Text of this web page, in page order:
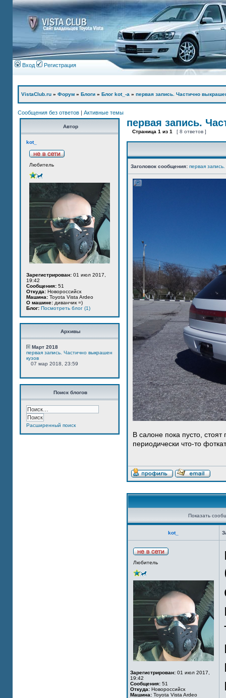
Вход Регистрация
VistaClub.ru » Форум » Блоги » Блог kot_-а » первая запись. Частично
Сообщения без ответов | Активные темы
Автор
kot_
Любитель
Зарегистрирован: 01 июл 2017,
19:42
Сообщения: 51
Откуда: Новороссийск
Машина: Toyota Vista Ardeo
О машине: диванчик =)
Блог: Посмотреть блог (1)
Архивы
Март 2018
первая запись. Частично выкрашен
кузов
07 мар 2018, 23:59
Поиск блогов
Расширенный поиск
первая запись.
Страница 1 из 1 [ 8 ответов ]
Заголовок сообщения: первая
В салоне пока пусто,
периодически что-то
Показать
kot_
Любитель
Зарегистрирован: 01 июл 2017,
19:42
Сообщения: 51
Откуда: Новороссийск
Машина: Toyota Vista Ardeo